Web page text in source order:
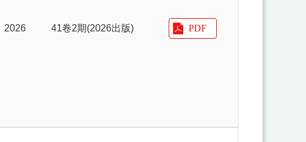
2026 41卷2期(2026出版)